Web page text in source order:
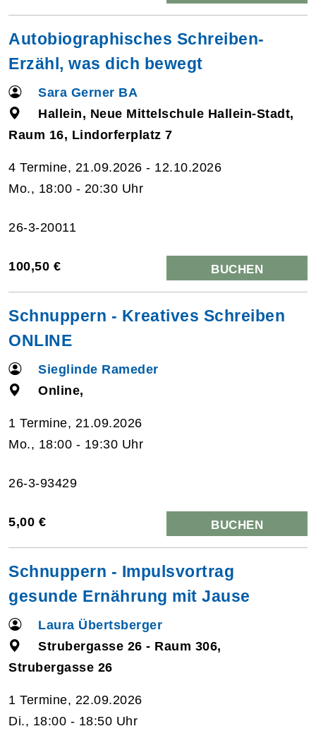
Autobiographisches Schreiben-
Erzähl, was dich bewegt
Sara Gerner BA
Hallein, Neue Mittelschule Hallein-Stadt,
Raum 16, Lindorferplatz 7
4 Termine, 21.09.2026 - 12.10.2026
Mo., 18:00 - 20:30 Uhr
26-3-20011
100,50 € BUCHEN
Schnuppern - Kreatives Schreiben
ONLINE
Sieglinde Rameder
Online,
1 Termine, 21.09.2026
Mo., 18:00 - 19:30 Uhr
26-3-93429
5,00 € BUCHEN
Schnuppern - Impulsvortrag
gesunde Ernährung mit Jause
Laura Übertsberger
Strubergasse 26 - Raum 306,
Strubergasse 26
1 Termine, 22.09.2026
Di., 18:00 - 18:50 Uhr